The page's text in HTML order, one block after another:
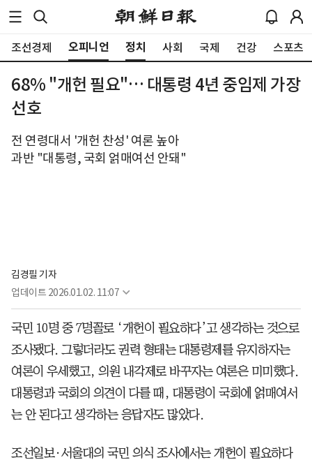
조선경제 오피니언 정치 사회 국제 건강 스포츠
68% "개헌 필요"… 대통령 4년 중임제 가장
선호
전 연령대서 '개헌 찬성' 여론 높아
과반 "대통령, 국회 얽매여선 안돼"
김경필 기자
업데이트 2026.01.02. 11:07
국민 10명 중 7명꼴로 ‘개헌이 필요하다’고 생각하는 것으로
조사됐다. 그렇더라도 권력 형태는 대통령제를 유지하자는
여론이 우세했고, 의원 내각제로 바꾸자는 여론은 미미했다.
대통령과 국회의 의견이 다를 때, 대통령이 국회에 얽매여서
는 안 된다고 생각하는 응답자도 많았다.
조선일보·서울대의 국민 의식 조사에서는 개헌이 필요하다